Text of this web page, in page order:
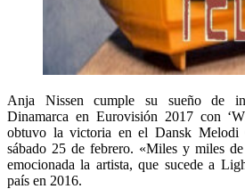
Anja Nissen cumple su sueño de
Dinamarca en Eurovisión 2017 con
obtuvo la victoria en el Dansk Melodi
sábado 25 de febrero. «Miles y miles
emocionada la artista, que sucede a
país en 2016.